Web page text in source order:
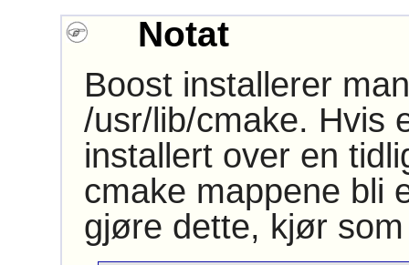
Notat
Boost installerer
/usr/lib/cmake. Hvis
installert over en
cmake mappene bli
gjøre dette, kjør